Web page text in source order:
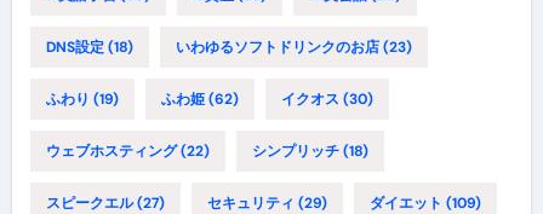
DNS設定(18) いわゆるソフトドリンクのお店(23)
ふわり (19) ふわ姫(62) イクオス (30)
ウェブホスティング(22) シンプリッチ(18)
スピークエル(27) セキュリティ (29) ダイエット (109)